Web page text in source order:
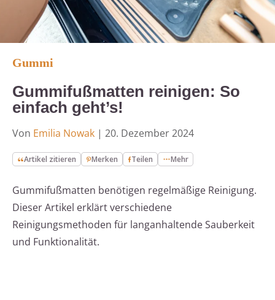
Gummi
Gummifußmatten reinigen: So
einfach geht’s!
Von Emilia Nowak | 20. Dezember 2024
Artikel zitieren Merken Teilen Mehr
Gummifußmatten benötigen regelmäßige Reinigung.
Dieser Artikel erklärt verschiedene
Reinigungsmethoden für langanhaltende Sauberkeit
und Funktionalität.